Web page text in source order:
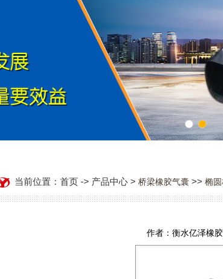
1
当前位置：首页 -> 产品中心 > 桥梁橡胶气囊 >> 椭
作者：衡水亿泽橡